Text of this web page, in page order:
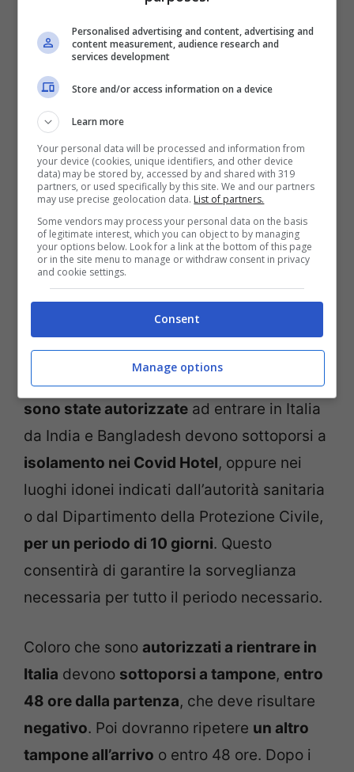
in Italia.
Per effetto della
aprile 2021,
applicanoanche agli arrivi dal
Bangladesh.
L’ordinanza precisa che le norme di divieto
degli ingressi da India e Bangladesh si
applicano agli arrivida qualsiasi punto di
confine, aereo, terrestre e marittimo.
Covid Hotel e quarantena
Inoltre, si dispone che lepersone che
sono state autorizzate ad entrare in Italia
da India e Bangladesh devono sottoporsi a
isolamento nei Covid Hotel, oppure nei
luoghi idonei indicati dall’autorità sanitaria
o dal Dipartimento della Protezione Civile,
per un periodo di 10 giorni. Questo
consentirà di garantire la sorveglianza
necessaria per tutto il periodo necessario.
Coloro che sono autorizzati a rientrare in
Italia devono sottoporsi a tampone, entro
48 ore dalla partenza, che deve risultare
negativo. Poi dovranno ripetere un altro
tampone all’arrivo o entro 48 ore. Dopo i
Personalised advertising and content, advertising and
content measurement, audience research and
services development
Store and/or access information on a device
Learn more
Your personal data will be processed and information from
your device (cookies, unique identifiers, and other device
data) may be stored by, accessed by and shared with 319
partners, or used specifically by this site. We and our partners
may use precise geolocation data. List of partners.
Some vendors may process your personal data on the basis
of legitimate interest, which you can object to by managing
your options below. Look for a link at the bottom of this page
or in the site menu to manage or withdraw consent in privacy
and cookie settings.
Consent
Manage options